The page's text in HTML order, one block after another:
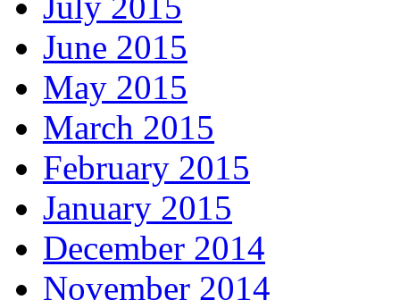
June 2015
May 2015
March 2015
February 2015
January 2015
December 2014
November 2014